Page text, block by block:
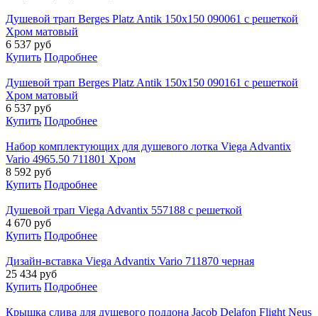
Душевой трап Berges Platz Antik 150x150 090061 с решеткой
Хром матовый
6 537 руб
Купить Подробнее
Душевой трап Berges Platz Antik 150x150 090161 с решеткой
Хром матовый
6 537 руб
Купить Подробнее
Набор комплектующих для душевого лотка Viega Advantix
Vario 4965.50 711801 Хром
8 592 руб
Купить Подробнее
Душевой трап Viega Advantix 557188 с решеткой
4 670 руб
Купить Подробнее
Дизайн-вставка Viega Advantix Vario 711870 черная
25 434 руб
Купить Подробнее
Крышка слива для душевого поддона Jacob Delafon Flight Neus